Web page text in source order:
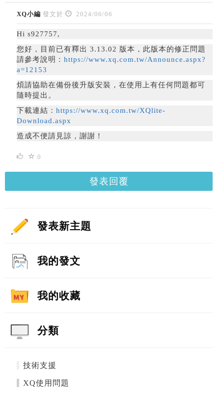
XQ小編 發文於 2024/06/06
Hi s927757,
您好，
目前已有釋出 3.13.02 版本，此版本的修正問題
請參考說明： https://www.xq.com.tw/Announce.aspx?
a=12153
煩請協助在備份後升版安裝，在使用上有任何問題都可
隨時提出。
下載連結： https://www.xq.com.tw/XQlite-
Download.aspx
造成不便請見諒，謝謝！
0
發表回覆
發表新主題
我的發文
我的收藏
分類
技術支援
XQ使用問題